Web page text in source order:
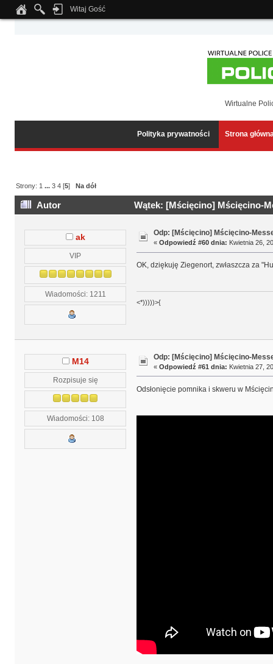
Notice: Undefined index: tapatalk_body_hook in
Witaj Gość
Wirtualne
Polityka prywatności Strona
Strony: 1 ...3 4 [5]Na dół
Autor Wątek: [Mścięcino] Mścięcino-
ak
VIP
Wiadomości: 1211
Odp: [Mścięcino] Mścięcino-
« Odpowiedź #60 dnia: Kwietnia 26,
OK, dziękuję Ziegenort, zwłaszcza za
<*)))))>{
M14
Rozpisuje się
Wiadomości: 108
Odp: [Mścięcino] Mścięcino-
« Odpowiedź #61 dnia: Kwietnia 27,
Odsłonięcie pomnika i skweru w